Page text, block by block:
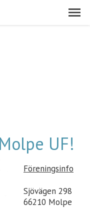
UF!
Föreningsinfo
Sjövägen 298
66210 Molpe